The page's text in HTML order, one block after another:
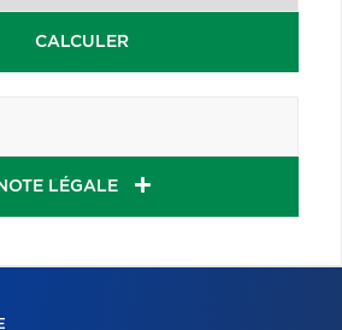
CALCULER
NOTE LÉGALE